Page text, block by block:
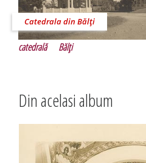
Catedrala din Bălţi
catedrală Bălţi
Din acelasi album